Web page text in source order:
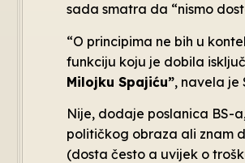
sada smatra da “nismo
“O principima ne bih u
funkciju koju je dobila
Milojku Spajiću”, navela je
Nije, dodaje poslanica BS-
političkog obraza ali znam
(dosta često a uvijek o